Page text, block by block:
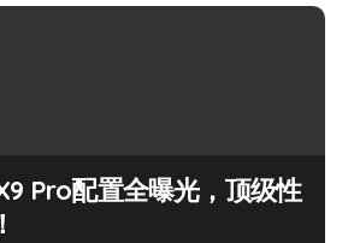
Pro配置全曝光，顶级性